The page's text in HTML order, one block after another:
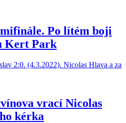
Po lítém boji
Kert Park
vrací Nicolas
kérka